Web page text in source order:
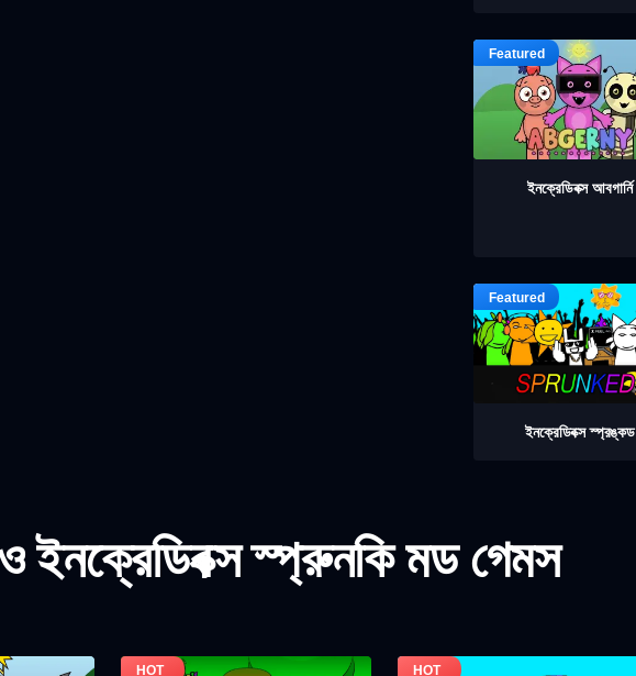
ইনক্রেডিবক্স আবগার্নি
ইনক্রেডিবক্স স্প্রঙ্কড
স্প্রুনকি মড গেমস